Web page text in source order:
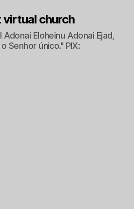
virtual church
Eloheinu Adonai Ejad,
Senhor único." PIX: